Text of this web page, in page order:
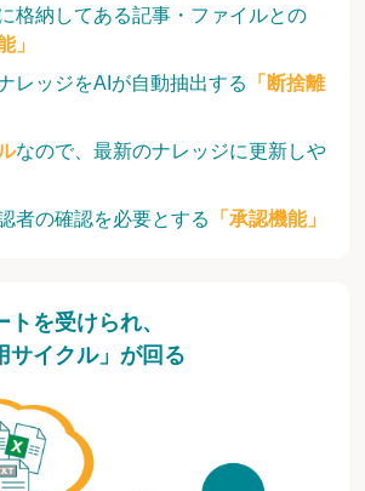
格納してある記事・ファイルとの
」
レッジをAIが自動抽出する
「断捨離
なので、最新のナレッジに更新しや
者の確認を必要とする
「承認機能」
を受けられ、
サイクル」が回る